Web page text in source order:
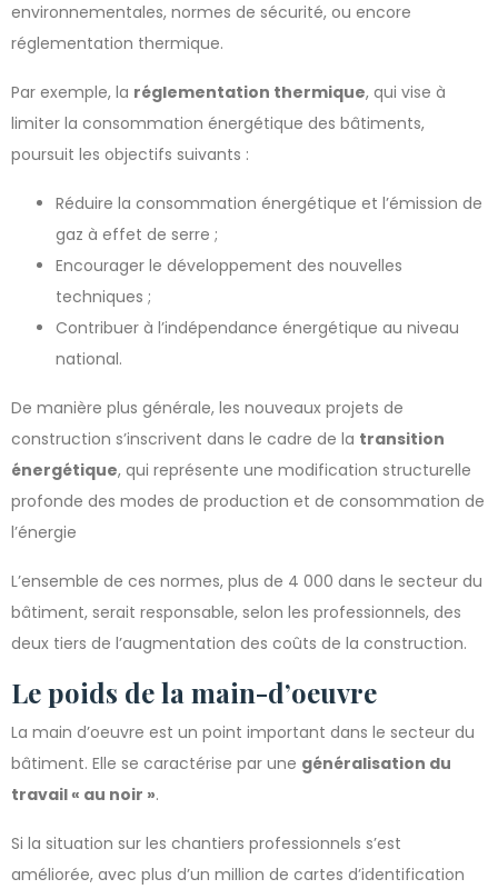
environnementales, normes de sécurité, ou encore
réglementation thermique.
Par exemple, la réglementation thermique, qui vise à
limiter la consommation énergétique des bâtiments,
poursuit les objectifs suivants :
Réduire la consommation énergétique et l’émission de
gaz à effet de serre ;
Encourager le développement des nouvelles
techniques ;
Contribuer à l’indépendance énergétique au niveau
national.
De manière plus générale, les nouveaux projets de
construction s’inscrivent dans le cadre de la transition
énergétique, qui représente une modification structurelle
profonde des modes de production et de consommation de
l’énergie
L’ensemble de ces normes, plus de 4 000 dans le secteur du
bâtiment, serait responsable, selon les professionnels, des
deux tiers de l’augmentation des coûts de la construction.
Le poids de la main-d’oeuvre
La main d’oeuvre est un point important dans le secteur du
bâtiment. Elle se caractérise par une généralisation du
travail « au noir ».
Si la situation sur les chantiers professionnels s’est
améliorée, avec plus d’un million de cartes d’identification